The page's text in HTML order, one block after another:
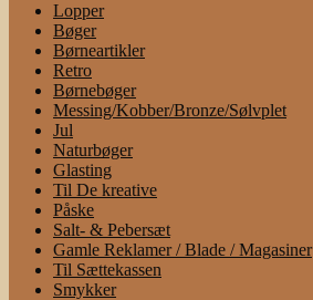
Lopper
Bøger
Børneartikler
Retro
Børnebøger
Messing/Kobber/Bronze/Sølvplet
Jul
Naturbøger
Glasting
Til De kreative
Påske
Salt- & Pebersæt
Gamle Reklamer / Blade / Magasiner
Til Sættekassen
Smykker